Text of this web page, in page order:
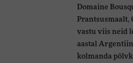
Domaine
Prantsusmaalt,
vastu viis neid
aastal
kolmanda